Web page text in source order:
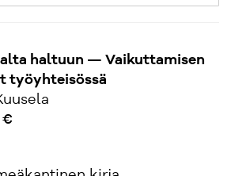
haltuun — Vaikuttamisen
työyhteisössä
€